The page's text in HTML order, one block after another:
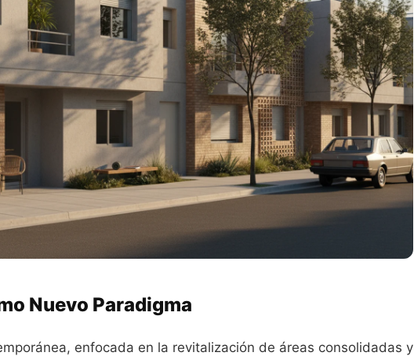
Nuevo Paradigma
enfocada en la revitalización de áreas consolidadas y